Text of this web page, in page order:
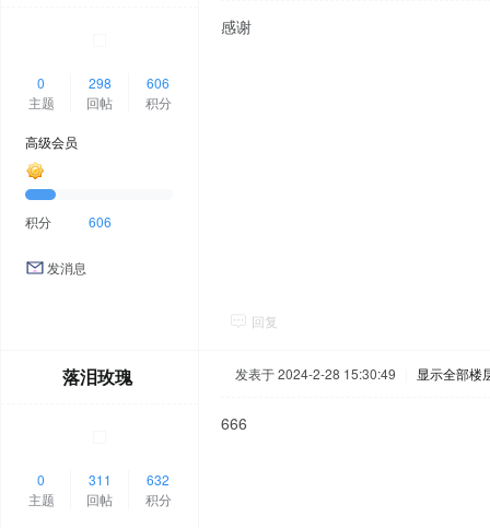
0
主题
298
回帖
606
积分
高级会员
积分 606
发消息
感谢
回复
落泪玫瑰
0
主题
311
回帖
632
积分
发表于 2024-2-28 15:30:49 显示全部楼
666